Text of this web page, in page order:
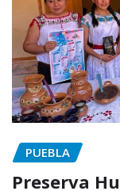
PUEBLA
Preserva